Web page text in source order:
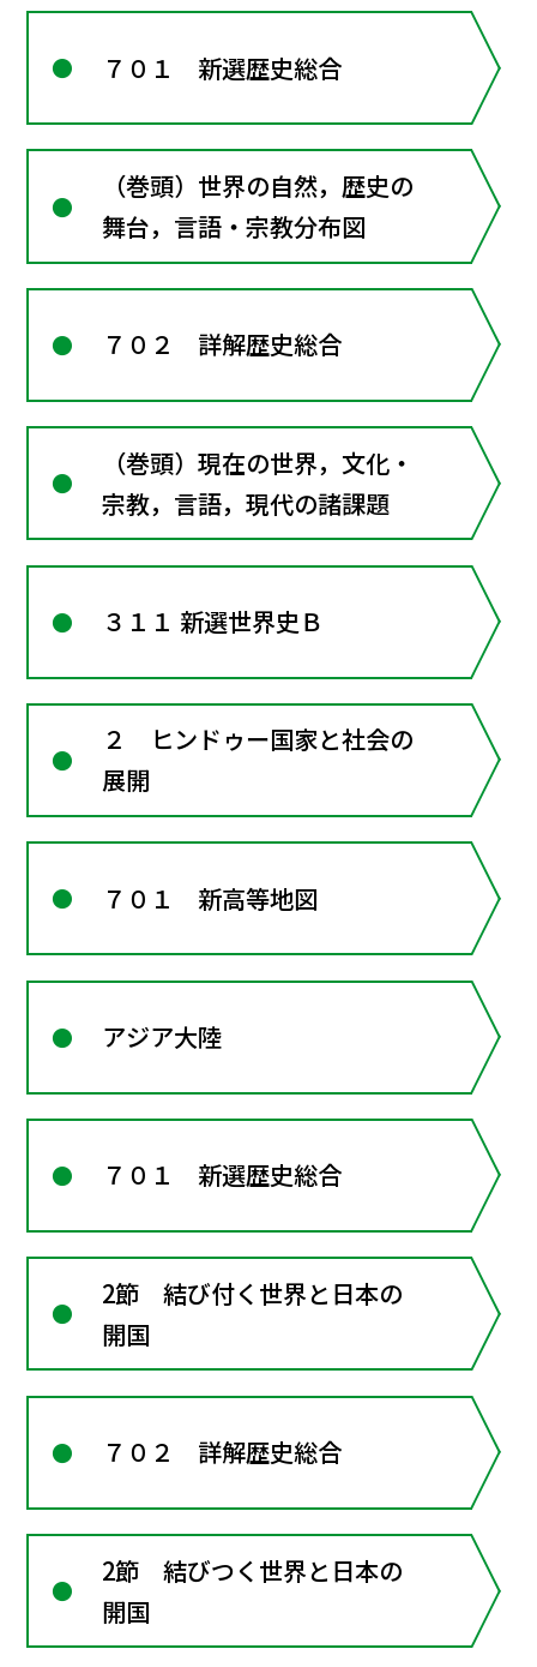
７０１ 新選歴史総合
（巻頭）世界の自然，歴史の
舞台，言語・宗教分布図
７０２ 詳解歴史総合
（巻頭）現在の世界，文化・
宗教，言語，現代の諸課題
３１１ 新選世界史Ｂ
２ ヒンドゥー国家と社会の
展開
７０１ 新高等地図
アジア大陸
７０１ 新選歴史総合
2節 結び付く世界と日本の
開国
７０２ 詳解歴史総合
2節 結びつく世界と日本の
開国